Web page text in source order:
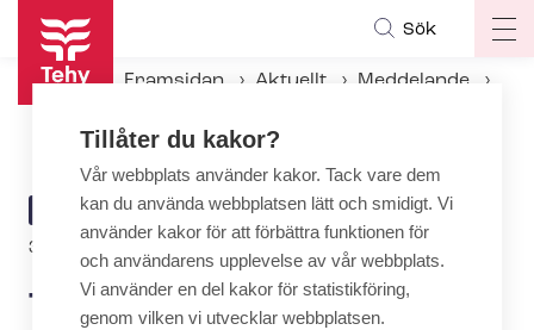
Hoppa
huvudinnehåll
Sök
Framsidan Aktuellt
Meddelande
ARTICLE
CATEGORY
MEDDELANDE
30.6.2022 | 15:00
Tehy, SuPer och ERTO: Den
Tillåter du kakor?
Vår webbplats använder kakor. Tack vare dem
kan du använda webbplatsen lätt och smidigt. Vi
använder kakor för att förbättra funktionen för
och användarens upplevelse av vår webbplats.
Vi använder en del kakor för statistikföring,
genom vilken vi utvecklar webbplatsen.